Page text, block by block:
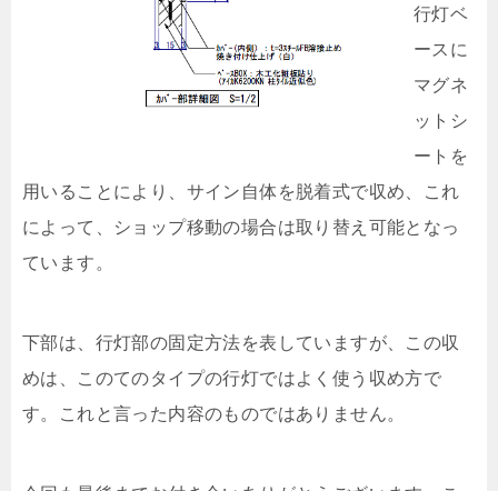
行灯ベ
ースに
マグネ
ットシ
ートを
用いることにより、サイン自体を脱着式で収め、これ
によって、ショップ移動の場合は取り替え可能となっ
ています。
下部は、行灯部の固定方法を表していますが、この収
めは、このてのタイプの行灯ではよく使う収め方で
す。これと言った内容のものではありません。